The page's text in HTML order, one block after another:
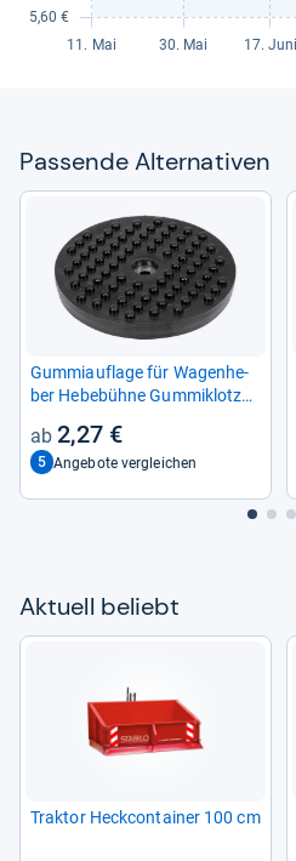
Pas­sende Alter­na­ti­ven
Gum­mi­auf­lage für Wagen­he­
ber Hebe­bühne Gum­mi­klotz
97x13mm
2,27 €
5 Angebote vergleichen
Aktu­ell beliebt
Trak­tor Heck­con­tai­ner 100 cm